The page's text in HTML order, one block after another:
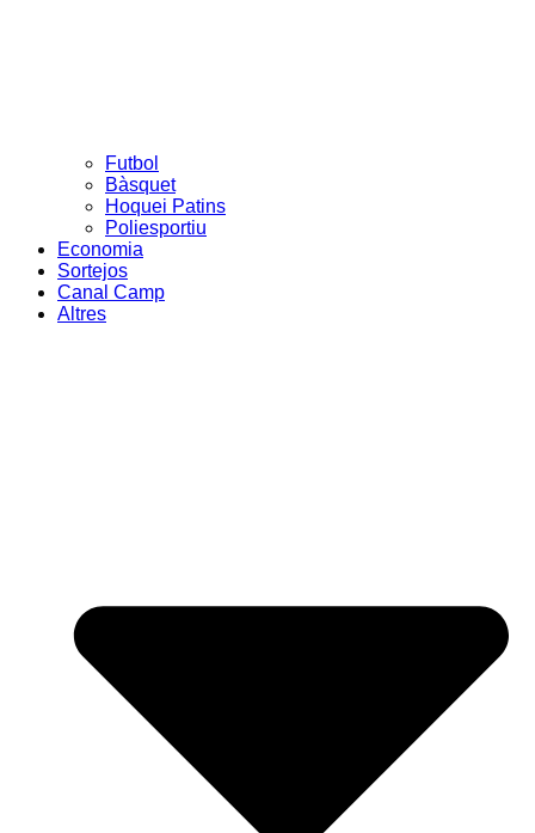
Futbol
Bàsquet
Hoquei Patins
Poliesportiu
Economia
Sortejos
Canal Camp
Altres